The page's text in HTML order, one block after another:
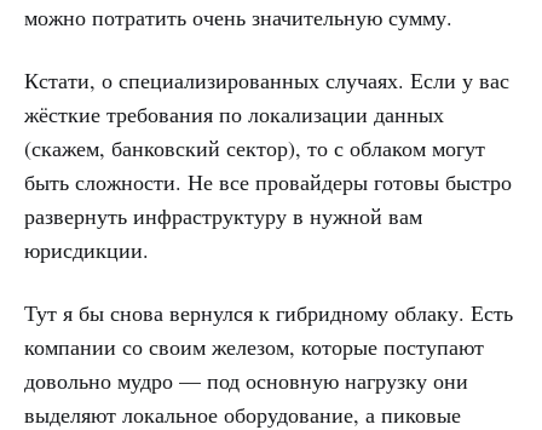
можно потратить очень значительную сумму.
Кстати, о специализированных случаях. Если у вас
жёсткие требования по локализации данных
(скажем, банковский сектор), то с облаком могут
быть сложности. Не все провайдеры готовы быстро
развернуть инфраструктуру в нужной вам
юрисдикции.
Тут я бы снова вернулся к гибридному облаку. Есть
компании со своим железом, которые поступают
довольно мудро — под основную нагрузку они
выделяют локальное оборудование, а пиковые